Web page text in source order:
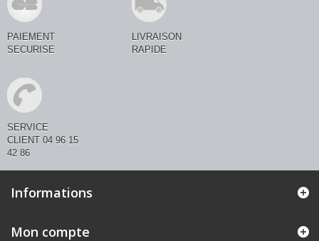
PAIEMENT
SECURISE
LIVRAISON
RAPIDE
SERVICE
CLIENT 04 96 15
42 86
Informations
Mon compte